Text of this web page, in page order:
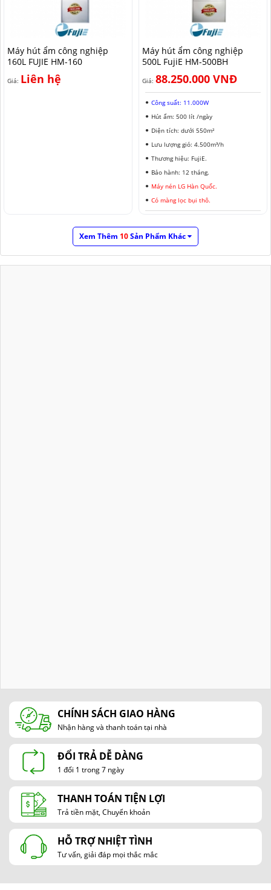
Máy hút ẩm công nghiệp
160L FUJIE HM-160
Giá: Liên hệ
Máy hút ẩm công nghiệp
500L FujiE HM-500BH
Giá: 88.250.000 VNĐ
Công suất: 11.000W
Hút ẩm: 500 lít /ngày
Diện tích: dưới 550m²
Lưu lượng gió: 4.500m³/h
Thương hiệu: FujiE.
Bảo hành: 12 tháng.
Máy nén LG Hàn Quốc.
Có màng lọc bụi thô.
Xem Thêm 10Sản Phẩm Khác
CHÍNH SÁCH GIAO HÀNG
Nhận hàng và thanh toán tại nhà
ĐỔI TRẢ DỄ DÀNG
1 đổi 1 trong 7 ngày
THANH TOÁN TIỆN LỢI
Trả tiền mặt, Chuyển khoản
HỖ TRỢ NHIỆT TÌNH
Tư vấn, giải đáp mọi thắc mắc